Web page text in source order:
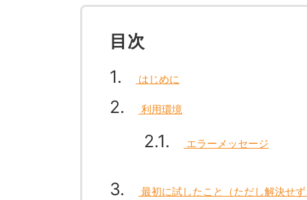
目次
1
はじめに
2 利用環境
2.1 エラーメッセージ
3 最初に試したこと（ただし解決せ